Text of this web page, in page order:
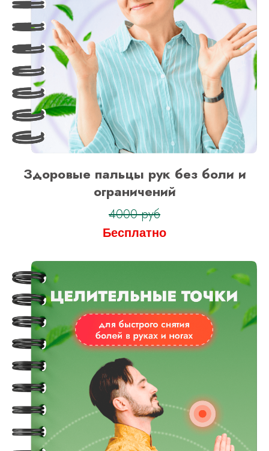
Здоровые пальцы рук без боли и
ограничений
4000 руб
Бесплатно